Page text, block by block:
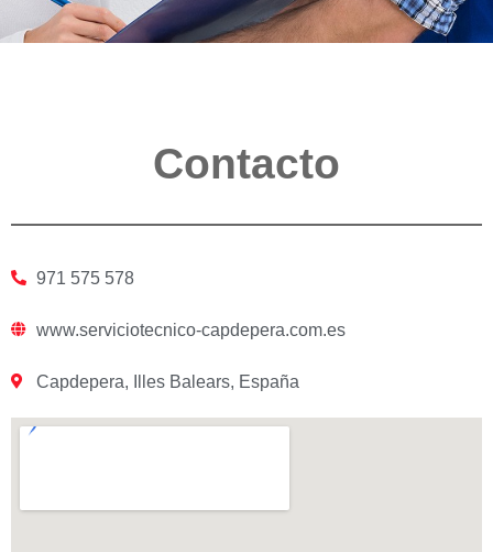
Contacto
971 575 578
www.serviciotecnico-capdepera.com.es
Capdepera, Illes Balears, España